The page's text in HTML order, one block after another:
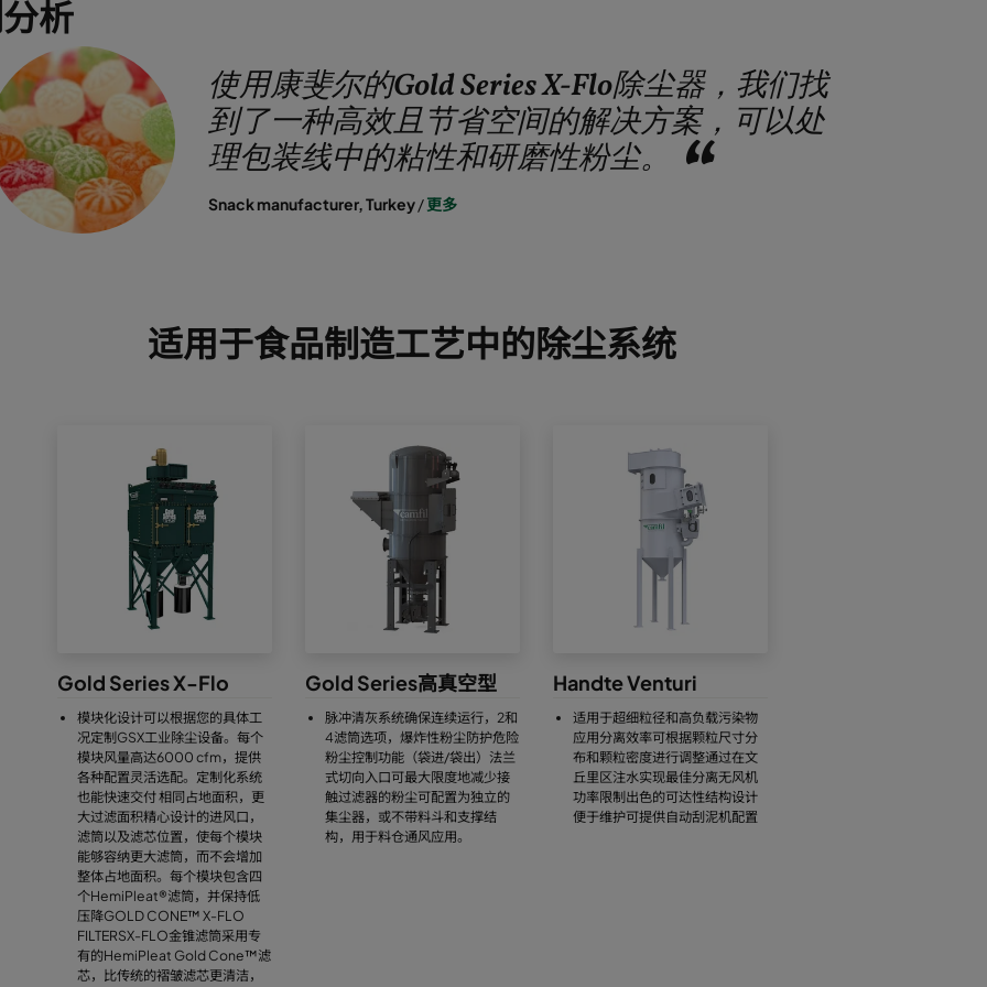
析
使用康斐尔的Gold Series X-Flo除尘器，我们找
到了一种高效且节省空间的解决方案，可以处
理包装线中的粘性和研磨性粉尘。
Snack manufacturer, Turkey/更多
适用于食品制造工艺中的除尘系统
Gold Series X-Flo
模块化设计可以根据您的具体工
况定制GSX工业除尘设备。每个
模块风量高达6000 cfm，提供
各种配置灵活选配。定制化系统
也能快速交付 相同占地面积，更
大过滤面积精心设计的进风口，
滤筒以及滤芯位置，使每个模块
能够容纳更大滤筒，而不会增加
整体占地面积。每个模块包含四
个HemiPleat®滤筒，并保持低
压降GOLD CONE™ X-FLO
FILTERSX-FLO金锥滤筒采用专
有的HemiPleat Gold Cone™滤
芯，比传统的褶皱滤芯更清洁，
Gold Series高真空型
脉冲清灰系统确保连续运行，2和
4滤筒选项，爆炸性粉尘防护危险
粉尘控制功能（袋进/袋出）法兰
式切向入口可最大限度地减少接
触过滤器的粉尘可配置为独立的
集尘器，或不带料斗和支撑结
构，用于料仓通风应用。
Handte Venturi
适用于超细粒径和高负载污染物
应用分离效率可根据颗粒尺寸分
布和颗粒密度进行调整通过在文
丘里区注水实现最佳分离无风机
功率限制出色的可达性结构设计
便于维护可提供自动刮泥机配置